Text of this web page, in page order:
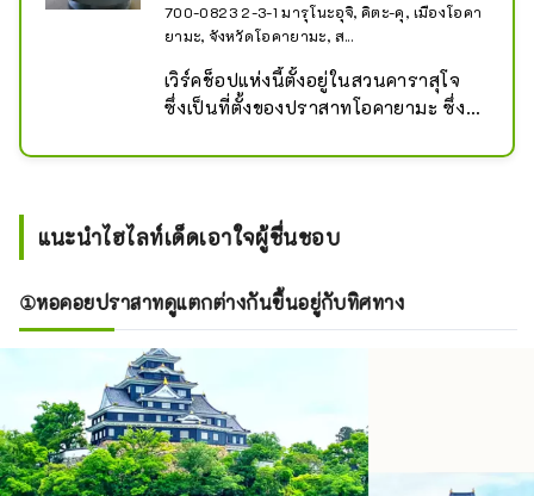
700-0823 2-3-1 มารุโนะอุจิ, คิตะ-คุ, เมืองโอคา
ยามะ, จังหวัดโอคายามะ, ส...
เวิร์คช็อปแห่งนี้ตั้งอยู่ในสวนคาราสุโจ
ซึ่งเป็นที่ตั้งของปราสาทโอคายามะ ซึ่ง
อบบิเซ็น พนักงานที่มีประสบการณ์ของ
คนตั้งแต่เด็กจนถึงผู้ใหญ่สามารถ
เพลิดเพลินกับการทำเครื่องปั้นดินเผา
เรามีทุกสิ่งที่คุณต้องการรวมทั้งผ้ากัน
เปื้อน ดังนั้นคุณไม่ต้องนำอะไรเลย!
แนะนำไฮไลท์เด็ดเอาใจผู้ชื่นชอบ
①หอคอยปราสาทดูแตกต่างกันขึ้นอยู่กับทิศทาง